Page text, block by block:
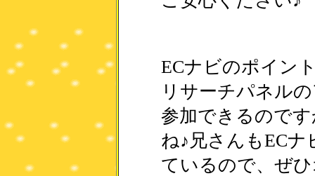
ECナビのポイン
リサーチパネル
参加できるので
ね♪兄さんもEC
ているので、ぜ